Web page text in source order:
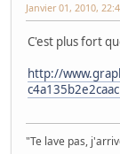
Janvier 01, 2010,
C'est plus fort
http://
"Te lave pas,